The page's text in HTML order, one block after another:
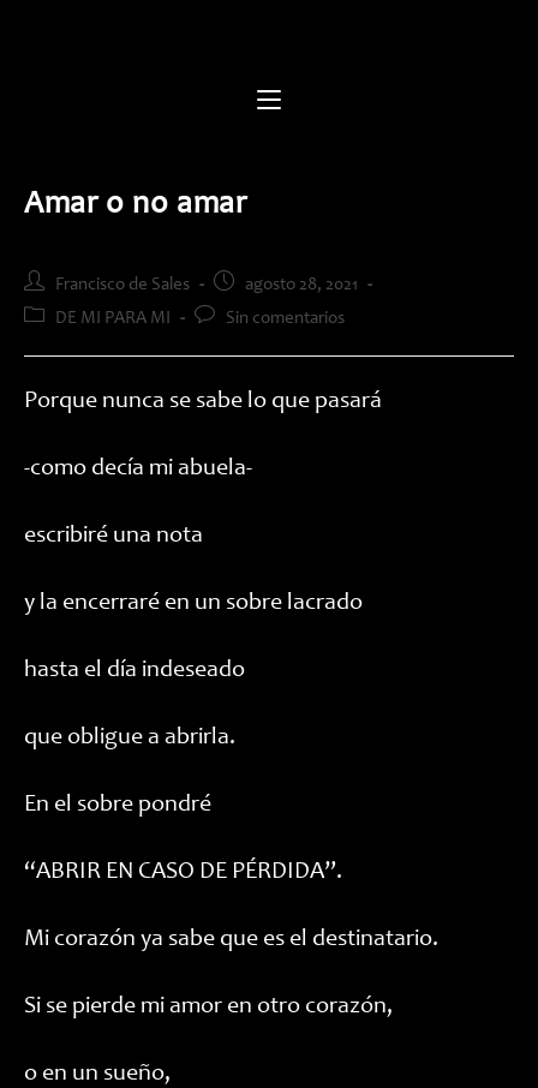
Amar o no amar
Autor
de
entrada:
Francisco de Sales
Publicación
de
entrada:
agosto 28, 2021
Categoría
entrada:
DE MI PARA MI
Comentarios
entrada:
Sin comentarios
Porque nunca se sabe lo que pasará
-como decía mi abuela-
escribiré una nota
y la encerraré en un sobre lacrado
hasta el día indeseado
que obligue a abrirla.
En el sobre pondré
“ABRIR EN CASO DE PÉRDIDA”.
Mi corazón ya sabe que es el destinatario.
Si se pierde mi amor en otro corazón,
o en un sueño,